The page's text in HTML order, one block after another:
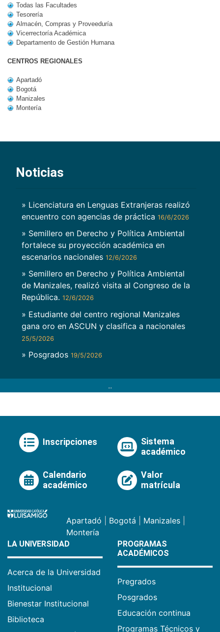
Todas las Facultades
Tesorería
Almacén, Compras y Proveeduría
Vicerrectoría Académica
Departamento de Gestión Humana
CENTROS REGIONALES
Apartadó
Bogotá
Manizales
Montería
Noticias
» Licenciatura en Lenguas Extranjeras realizó
encuentro con agencias de práctica 16/6/2026
» Semillero en Derecho y Política Ambiental
fortalece su proyección académica en
escenarios nacionales 12/6/2026
» Semillero en Derecho y Política Ambiental
de Manizales, realizó visita al Congreso de la
República. 12/6/2026
» Estudiante del centro regional Manizales
gana oro en ASCUN y clasifica a nacionales
25/5/2026
» Posgrados 19/5/2026
..
Inscripciones
Sistema
académico
Calendario
académico
Valor
matrícula
Apartadó Bogotá Manizales
Montería
LA UNIVERSIDAD
Acerca de la Universidad
Institucional
Bienestar Institucional
Biblioteca
PROGRAMAS
ACADÉMICOS
Pregrados
Posgrados
Educación continua
Programas Técnicos y